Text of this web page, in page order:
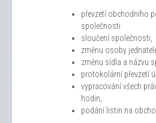
převzetí obchodního
společnosti
sloučení společnosti,
změnu osoby
změnu sídla a názvu
protokolární převzetí
vypracování všech
hodin,
podání listin na